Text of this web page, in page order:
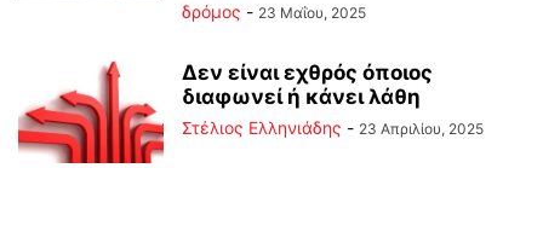
δρόμος - 23 Μαΐου, 2025
Δεν είναι εχθρός όποιος
διαφωνεί ή κάνει λάθη
Στέλιος Ελληνιάδης - 23 Απριλίου, 2025